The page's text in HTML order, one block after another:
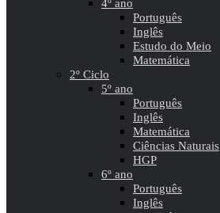
4º ano
Português
Inglês
Estudo do Meio
Matemática
2º Ciclo
5º ano
Português
Inglês
Matemática
Ciências Naturais
HGP
6º ano
Português
Inglês